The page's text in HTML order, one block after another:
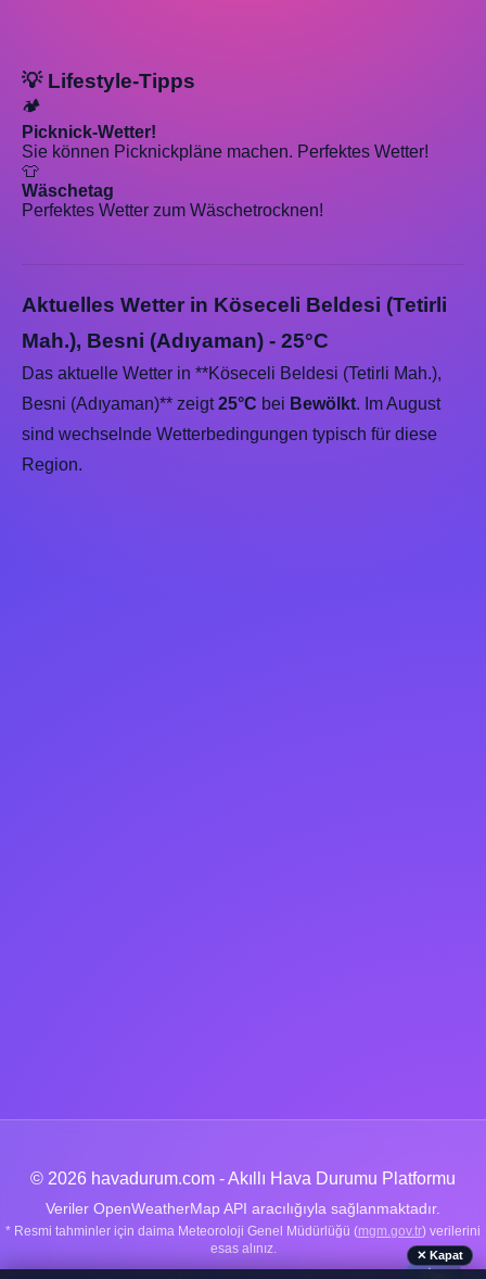
💡 Lifestyle-Tipps
🏕️
Picknick-Wetter!
Sie können Picknickpläne machen. Perfektes Wetter!
👕
Wäschetag
Perfektes Wetter zum Wäschetrocknen!
Aktuelles Wetter in Köseceli Beldesi (Tetirli
Mah.), Besni (Adıyaman) - 25°C
Das aktuelle Wetter in **Köseceli Beldesi (Tetirli Mah.),
Besni (Adıyaman)** zeigt25°C bei Bewölkt. Im August
sind wechselnde Wetterbedingungen typisch für diese
Region.
© 2026 havadurum.com - Akıllı Hava Durumu Platformu
Veriler OpenWeatherMap API aracılığıyla sağlanmaktadır.
* Resmi tahminler için daima Meteoroloji Genel Müdürlüğü (mgm.gov.tr) verilerini
esas alınız.
✕ Kapat